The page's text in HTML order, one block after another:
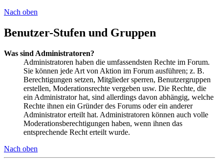
Nach oben
Benutzer-Stufen und Gruppen
Was sind Administratoren?
Administratoren haben die umfassendsten Rechte im Forum.
Sie können jede Art von Aktion im Forum ausführen; z. B.
Berechtigungen setzen, Mitglieder sperren, Benutzergruppen
erstellen, Moderationsrechte vergeben usw. Die Rechte, die
ein Administrator hat, sind allerdings davon abhängig, welche
Rechte ihnen ein Gründer des Forums oder ein anderer
Administrator erteilt hat. Administratoren können auch volle
Moderationsberechtigungen haben, wenn ihnen das
entsprechende Recht erteilt wurde.
Nach oben